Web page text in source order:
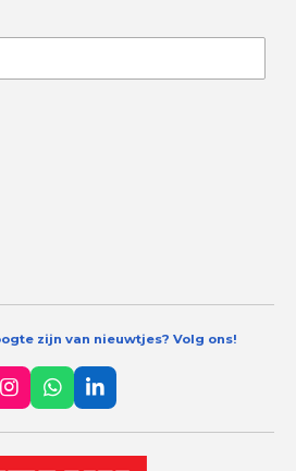
zijn van nieuwtjes? Volg ons!
I
n
s
t
W
h
a
t
L
i
n
k